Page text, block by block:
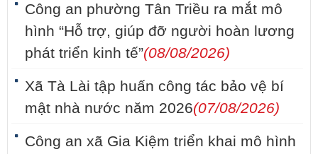
Công an phường Tân Triều ra mắt mô
hình “Hỗ trợ, giúp đỡ người hoàn lương
phát triển kinh tế”(08/08/2026)
Xã Tà Lài tập huấn công tác bảo vệ bí
mật nhà nước năm 2026(07/08/2026)
Công an xã Gia Kiệm triển khai mô hình